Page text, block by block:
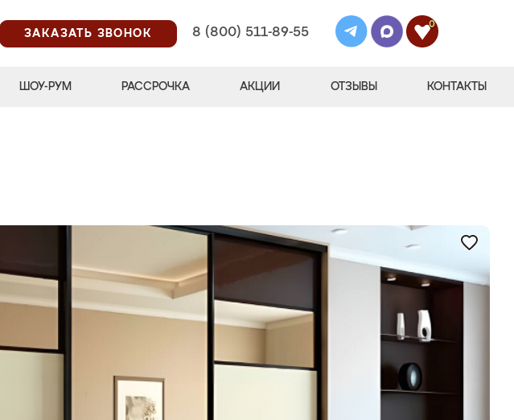
ЗАКАЗАТЬ ЗВОНОК
8 (800) 511-89-55
0
ШОУ-РУМ РАССРОЧКА АКЦИИ ОТЗЫВЫ КОНТАКТЫ